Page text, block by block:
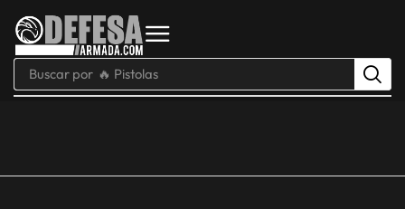
Buscar por 🔥 Pistolas